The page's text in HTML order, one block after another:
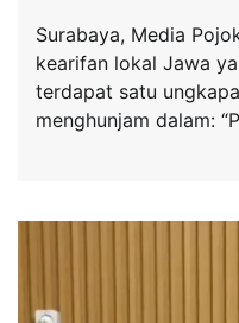
Surabaya, Media
kearifan lokal Jawa
terdapat satu
menghunjam dalam: